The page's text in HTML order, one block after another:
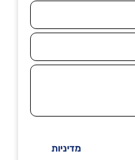
מדיניות